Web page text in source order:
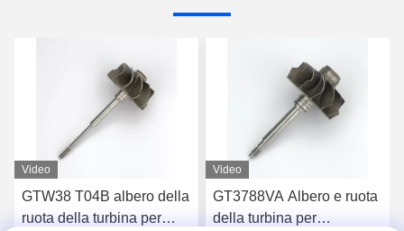
Video
GTW38 T04B albero della
ruota della turbina per
Video
GT3788VA Albero e ruota
della turbina per